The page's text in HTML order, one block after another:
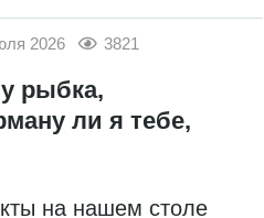
2026 3821
рыбка,
ли я тебе,
на нашем столе